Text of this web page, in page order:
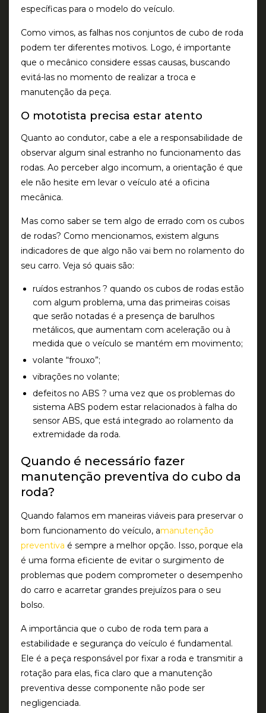
específicas para o modelo do veículo.
Como vimos, as falhas nos conjuntos de cubo de roda
podem ter diferentes motivos. Logo, é importante
que o mecânico considere essas causas, buscando
evitá-las no momento de realizar a troca e
manutenção da peça.
O mototista precisa estar atento
Quanto ao condutor, cabe a ele a responsabilidade de
observar algum sinal estranho no funcionamento das
rodas. Ao perceber algo incomum, a orientação é que
ele não hesite em levar o veículo até a oficina
mecânica.
Mas como saber se tem algo de errado com os cubos
de rodas? Como mencionamos, existem alguns
indicadores de que algo não vai bem no rolamento do
seu carro. Veja só quais são:
ruídos estranhos ? quando os cubos de rodas estão
com algum problema, uma das primeiras coisas
que serão notadas é a presença de barulhos
metálicos, que aumentam com aceleração ou à
medida que o veículo se mantém em movimento;
volante “frouxo”;
vibrações no volante;
defeitos no ABS ? uma vez que os problemas do
sistema ABS podem estar relacionados à falha do
sensor ABS, que está integrado ao rolamento da
extremidade da roda.
Quando é necessário fazer
manutenção preventiva do cubo da
roda?
Quando falamos em maneiras viáveis para preservar o
bom funcionamento do veículo, amanutenção
preventiva é sempre a melhor opção. Isso, porque ela
é uma forma eficiente de evitar o surgimento de
problemas que podem comprometer o desempenho
do carro e acarretar grandes prejuízos para o seu
bolso.
A importância que o cubo de roda tem para a
estabilidade e segurança do veículo é fundamental.
Ele é a peça responsável por fixar a roda e transmitir a
rotação para elas, fica claro que a manutenção
preventiva desse componente não pode ser
negligenciada.